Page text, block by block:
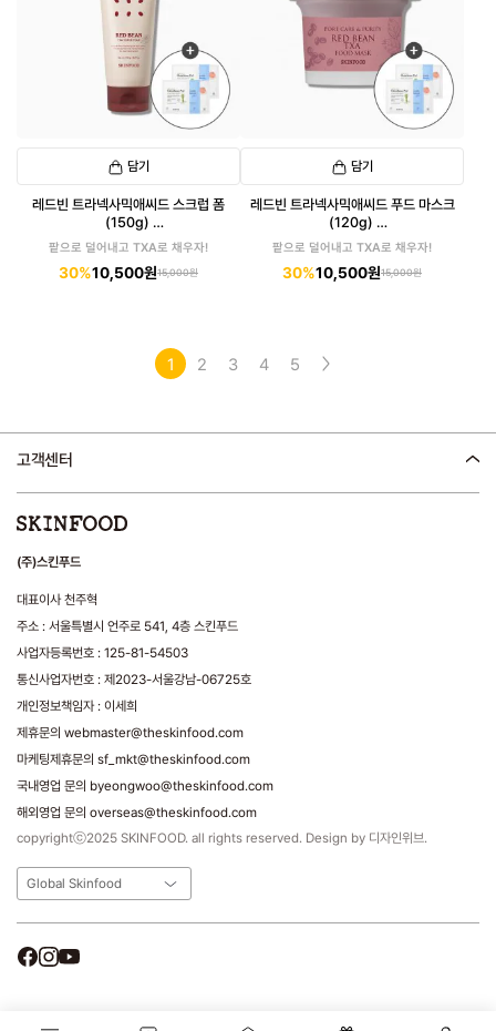
담기
레드빈 트라넥사믹애씨드 스크럽 폼
(150g)
(패드 6매입 증정)
팥으로 덜어내고 TXA로 채우자!
30%10,500원15,000원
담기
레드빈 트라넥사믹애씨드 푸드 마스크
(120g)
(패드 6매입 증정)
팥으로 덜어내고 TXA로 채우자!
30%10,500원15,000원
1 2 3 4 5
고객센터
(주)스킨푸드
대표이사 천주혁
주소 : 서울특별시 언주로 541, 4층 스킨푸드
사업자등록번호 : 125-81-54503
통신사업자번호 : 제2023-서울강남-06725호
개인정보책임자 : 이세희
제휴문의 webmaster@theskinfood.com
마케팅제휴문의 sf_mkt@theskinfood.com
국내영업 문의 byeongwoo@theskinfood.com
해외영업 문의 overseas@theskinfood.com
copyrightⓒ2025 SKINFOOD. all rights reserved. Design by 디자인위브.
Global Skinfood